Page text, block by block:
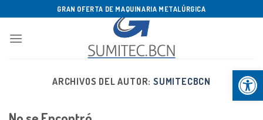
Abrir
al
contenido
GRAN OFERTA DE MAQUINARIA METALÚRGICA
ARCHIVOS DEL AUTOR: SUMITECBCN